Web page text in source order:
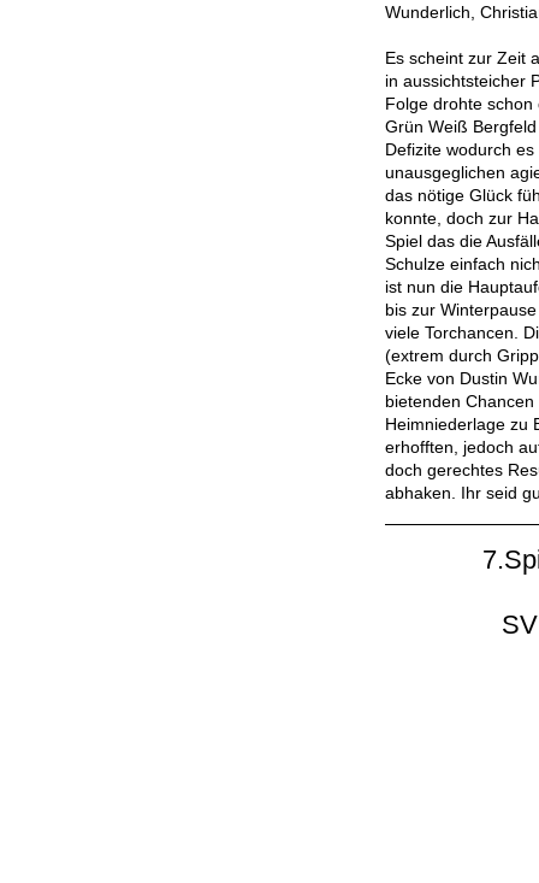
Wunderlich,
Es scheint zur Zeit
in aussichtsteicher
Folge drohte
Grün Weiß
Defizite wodurch
unausgeglichen
das nötige Glück
konnte, doch zur
Spiel das die
Schulze einfach
ist nun die
bis zur
viele Torchancen.
(extrem durch
Ecke von Dustin
bietenden
Heimniederlage zu
erhofften, jedoch
doch gerechtes
abhaken. Ihr seid